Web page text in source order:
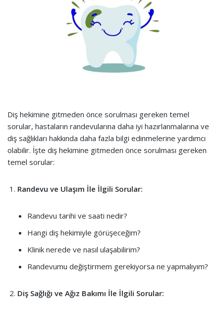
Diş hekimine gitmeden önce sorulması gereken temel
sorular, hastaların randevularına daha iyi hazırlanmalarına ve
diş sağlıkları hakkında daha fazla bilgi edinmelerine yardımcı
olabilir. İşte diş hekimine gitmeden önce sorulması gereken
temel sorular:
Randevu ve Ulaşım İle İlgili Sorular:
Randevu tarihi ve saati nedir?
Hangi diş hekimiyle görüşeceğim?
Klinik nerede ve nasıl ulaşabilirim?
Randevumu değiştirmem gerekiyorsa ne yapmalıyım?
Diş Sağlığı ve Ağız Bakımı İle İlgili Sorular: